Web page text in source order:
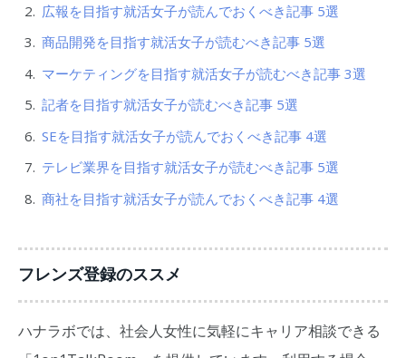
広報を目指す就活女子が読んでおくべき記事 5選
商品開発を目指す就活女子が読むべき記事 5選
マーケティングを目指す就活女子が読むべき記事 3選
記者を目指す就活女子が読むべき記事 5選
SEを目指す就活女子が読んでおくべき記事 4選
テレビ業界を目指す就活女子が読むべき記事 5選
商社を目指す就活女子が読んでおくべき記事 4選
フレンズ登録のススメ
ハナラボでは、社会人女性に気軽にキャリア相談できる